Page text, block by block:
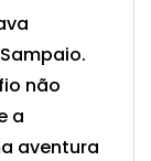
não
a
aventura